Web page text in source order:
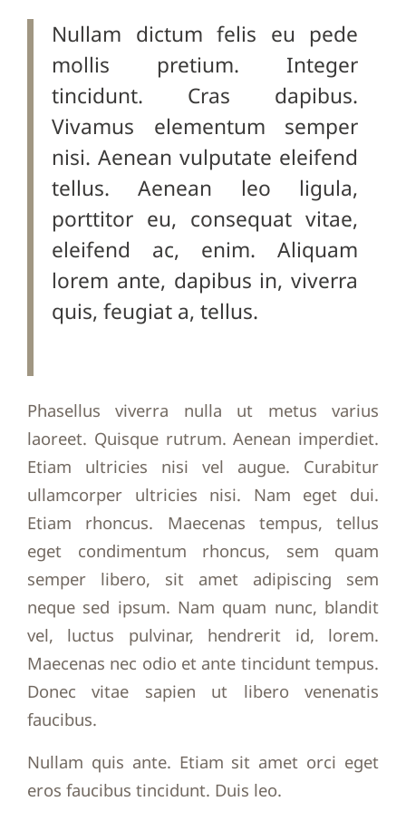
Nullam dictum felis eu pede
mollis pretium. Integer
tincidunt. Cras dapibus.
Vivamus elementum semper
nisi. Aenean vulputate eleifend
tellus. Aenean leo ligula,
porttitor eu, consequat vitae,
eleifend ac, enim. Aliquam
lorem ante, dapibus in, viverra
quis, feugiat a, tellus.
Phasellus viverra nulla ut metus varius
laoreet. Quisque rutrum. Aenean imperdiet.
Etiam ultricies nisi vel augue. Curabitur
ullamcorper ultricies nisi. Nam eget dui.
Etiam rhoncus. Maecenas tempus, tellus
eget condimentum rhoncus, sem quam
semper libero, sit amet adipiscing sem
neque sed ipsum. Nam quam nunc, blandit
vel, luctus pulvinar, hendrerit id, lorem.
Maecenas nec odio et ante tincidunt tempus.
Donec vitae sapien ut libero venenatis
faucibus.
Nullam quis ante. Etiam sit amet orci eget
eros faucibus tincidunt. Duis leo.